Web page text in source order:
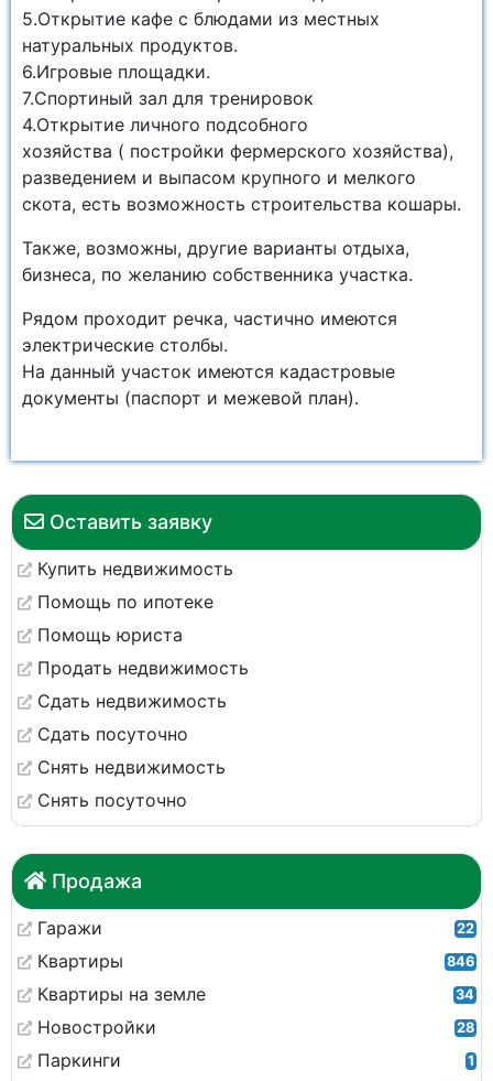
Оставить заявку
Купить недвижимость
Помощь по ипотеке
Помощь юриста
Продать недвижимость
Сдать недвижимость
Сдать посуточно
Снять недвижимость
Снять посуточно
Продажа
Гаражи 22
Квартиры 846
Квартиры на земле 34
Новостройки 28
Паркинги 1
5.Открытие кафе с блюдами из местных
натуральных продуктов.
6.Игровые площадки.
7.Спортиный зал для тренировок
4.Открытие личного подсобного
хозяйства ( постройки фермерского хозяйства),
разведением и выпасом крупного и мелкого
скота, есть возможность строительства кошары.
Также, возможны, другие варианты отдыха,
бизнеса, по желанию собственника участка.
Рядом проходит речка, частично имеются
электрические столбы.
На данный участок имеются кадастровые
документы (паспорт и межевой план).